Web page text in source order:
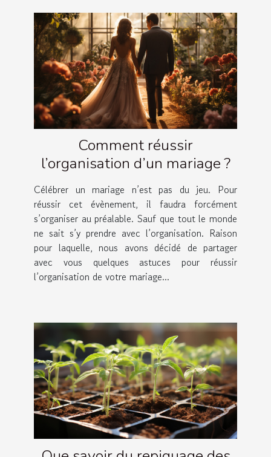
Comment réussir
l’organisation d’un mariage ?
Célébrer un mariage n’est pas du jeu. Pour
réussir cet évènement, il faudra forcément
s’organiser au préalable. Sauf que tout le monde
ne sait s’y prendre avec l’organisation. Raison
pour laquelle, nous avons décidé de partager
avec vous quelques astuces pour réussir
l’organisation de votre mariage...